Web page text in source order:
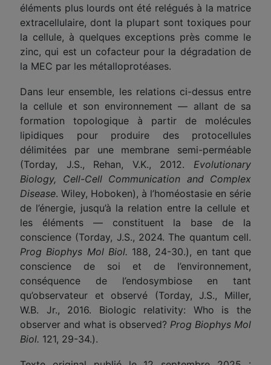
éléments plus lourds ont été relégués à la matrice
extracellulaire, dont la plupart sont toxiques pour
la cellule, à quelques exceptions près comme le
zinc, qui est un cofacteur pour la dégradation de
la MEC par les métalloprotéases.
Dans leur ensemble, les relations ci-dessus entre
la cellule et son environnement — allant de sa
formation topologique à partir de molécules
lipidiques pour produire des protocellules
délimitées par une membrane semi-perméable
(Torday, J.S., Rehan, V.K., 2012. Evolutionary
Biology, Cell-Cell Communication and Complex
Disease. Wiley, Hoboken), à l’homéostasie en série
de l’énergie, jusqu’à la relation entre la cellule et
les éléments — constituent la base de la
conscience (Torday, J.S., 2024. The quantum cell.
Prog Biophys Mol Biol. 188, 24-30.), en tant que
conscience de soi et de l’environnement,
conséquence de l’endosymbiose en tant
qu’observateur et observé (Torday, J.S., Miller,
W.B. Jr., 2016. Biologic relativity: Who is the
observer and what is observed? Prog Biophys Mol
Biol. 121, 29-34.).